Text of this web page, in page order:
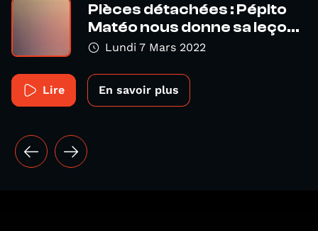
Pièces détachées : Pépito
Matéo nous donne sa leço...
Lundi 7 Mars 2022
Lire En savoir plus